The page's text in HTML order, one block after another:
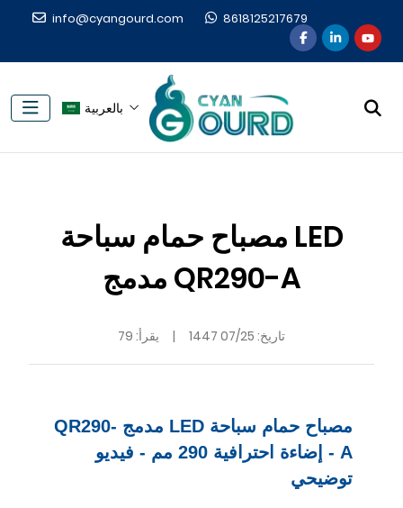
info@cyangourd.com 8618125217679
بالعربية
مصباح حمام سباحة LED
مدمج QR290-A
تاريخ: 07/25 1447
| يقرأ: 79
مصباح حمام سباحة LED مدمج QR290-
A - إضاءة احترافية 290 مم - فيديو
توضيحي